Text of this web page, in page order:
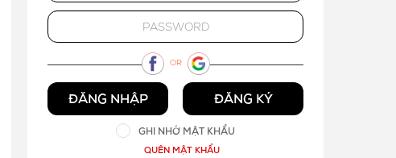
OR
ĐĂNG NHẬP ĐĂNG KÝ
GHI NHỚ MẬT KHẨU
QUÊN MẬT KHẨU